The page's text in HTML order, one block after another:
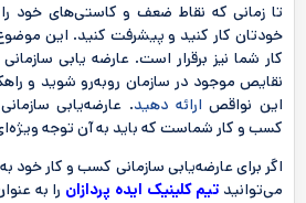
تا زمانی که نقاط ضعف و کاستی‌های خود
خودتان کار کنید و پیشرفت کنید. این
کار شما نیز برقرار است. عارضه یابی
نقایص موجود در سازمان روبه‌رو شوید و
این نواقص ارائه دهید. عارضه‌یابی
کسب و کار شماست که باید به آن توجه
اگر برای عارضه‌یابی سازمانی کسب و کار خود به
می‌توانید تیم کلینیک ایده پردازان را به